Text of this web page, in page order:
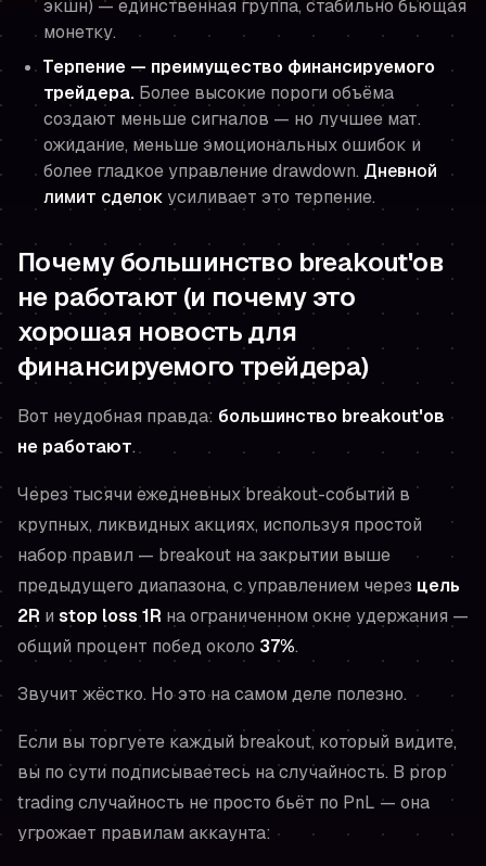
экшн) — единственная группа, стабильно бьющая
монетку.
Терпение — преимущество финансируемого
трейдера. Более высокие пороги объёма
создают меньше сигналов — но лучшее мат.
ожидание, меньше эмоциональных ошибок и
более гладкое управление drawdown. Дневной
лимит сделок усиливает это терпение.
Почему большинство breakout'ов
не работают (и почему это
хорошая новость для
финансируемого трейдера)
Вот неудобная правда: большинство breakout'ов
не работают.
Через тысячи ежедневных breakout-событий в
крупных, ликвидных акциях, используя простой
набор правил — breakout на закрытии выше
предыдущего диапазона, с управлением через цель
2R и stop loss 1R на ограниченном окне удержания —
общий процент побед около 37%.
Звучит жёстко. Но это на самом деле полезно.
Если вы торгуете каждый breakout, который видите,
вы по сути подписываетесь на случайность. В prop
trading случайность не просто бьёт по PnL — она
угрожает правилам аккаунта: